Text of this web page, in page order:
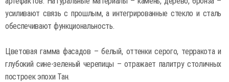
усиливают связь с прошлым, а интегрированные стекло и сталь
обеспечивают функциональность.
Цветовая гамма фасадов – белый, оттенки серого, терракота и
глубокий сине-зеленый черепицы – отражает палитру столичных
построек эпохи Тан.